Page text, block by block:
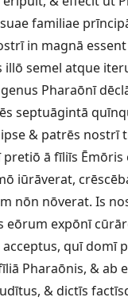
familiae
in magnā
illō semel atque
Pharaōnī
septuāgintā
& patrēs nostrī
ā fīliīs Ēmōris
iūrāverat,
nōn nōverat. Is
expōnī
quī domī
Pharaōnis, & ab
& dictīs